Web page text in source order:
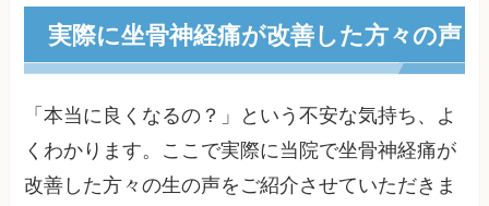
実際に坐骨神経痛が改善した方々の声
「本当に良くなるの？」という不安な気持ち、よ
くわかります。ここで実際に当院で坐骨神経痛が
改善した方々の生の声をご紹介させていただきま